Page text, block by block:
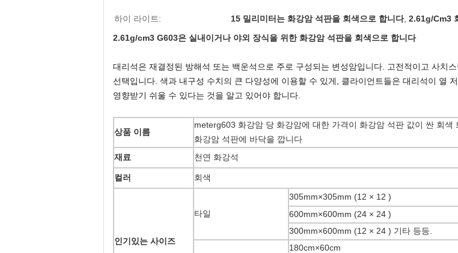
하이 라이트: 15 밀리미터는 화강암 석판을 회색으로 합니다, 2.61g/Cm3
2.61g/cm3 G603은 실내이거나 야외 장식을 위한 화강암 석판을 회색으로 합니다
대리석은 재결정된 방해석 또는 백운석으로 주로 구성되는 변성암입니다. 고전적이고 사치
선택입니다. 색과 내구성 수치의 큰 다양성에 이용할 수 있게, 클라이언트들은 대리석이 열
영향받기 쉬울 수 있다는 것을 알고 있어야 합니다.
상품 이름
meterg603 화강암 당 화강암에 대한 가격이 화강암 석판 값이 싼 회색
화강암 석판에 바닥을 깝니다
재료
천연 화강석
컬러 회색
인기있는 사이즈
타일
305mm×305mm (12 × 12 )
600mm×600mm (24 × 24 )
300mm×600mm (12 × 24 ) 기타 등등.
180cm×60cm